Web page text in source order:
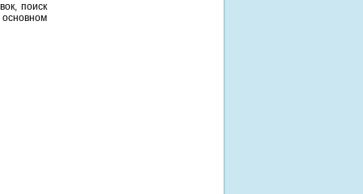
поиск
основном